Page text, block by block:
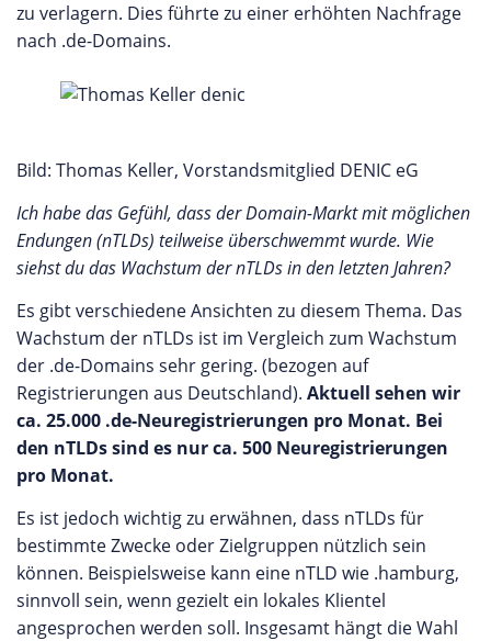
zu verlagern. Dies führte zu einer erhöhten Nachfrage
nach .de-Domains.
Bild: Thomas Keller, Vorstandsmitglied DENIC eG
Ich habe das Gefühl, dass der Domain-Markt mit möglichen
Endungen (nTLDs) teilweise überschwemmt wurde. Wie
siehst du das Wachstum der nTLDs in den letzten Jahren?
Es gibt verschiedene Ansichten zu diesem Thema. Das
Wachstum der nTLDs ist im Vergleich zum Wachstum
der .de-Domains sehr gering. (bezogen auf
Registrierungen aus Deutschland). Aktuell sehen wir
ca. 25.000 .de-Neuregistrierungen pro Monat. Bei
den nTLDs sind es nur ca. 500 Neuregistrierungen
pro Monat.
Es ist jedoch wichtig zu erwähnen, dass nTLDs für
bestimmte Zwecke oder Zielgruppen nützlich sein
können. Beispielsweise kann eine nTLD wie .hamburg,
sinnvoll sein, wenn gezielt ein lokales Klientel
angesprochen werden soll. Insgesamt hängt die Wahl